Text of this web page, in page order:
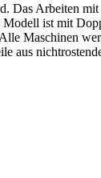
Das Arbeiten
ist mit
Maschinen
aus